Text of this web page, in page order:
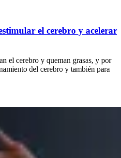
el cerebro y acelerar
el cerebro y queman grasas, y por
del cerebro y también para